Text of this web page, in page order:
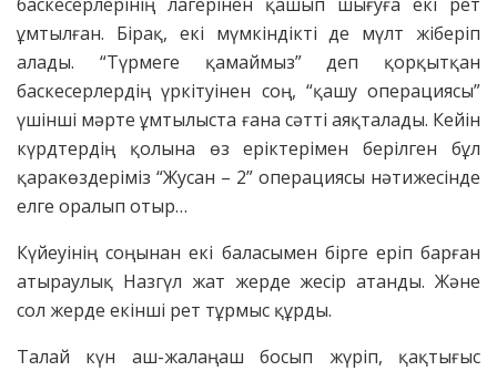
ұмтылған. Бірақ, екі мүмкіндікті де мүлт жіберіп
алады. “Түрмеге қамаймыз” деп қорқытқан
баскесерлердің үркітуінен соң, “қашу операциясы”
үшінші мәрте ұмтылыста ғана сәтті аяқталады. Кейін
күрдтердің қолына өз еріктерімен берілген бұл
қаракөздеріміз “Жусан – 2” операциясы нәтижесінде
елге оралып отыр…
Күйеуінің соңынан екі баласымен бірге еріп барған
атыраулық Назгүл жат жерде жесір атанды. Және
сол жерде екінші рет тұрмыс құрды.
Талай күн аш-жалаңаш босып жүріп, қақтығыс